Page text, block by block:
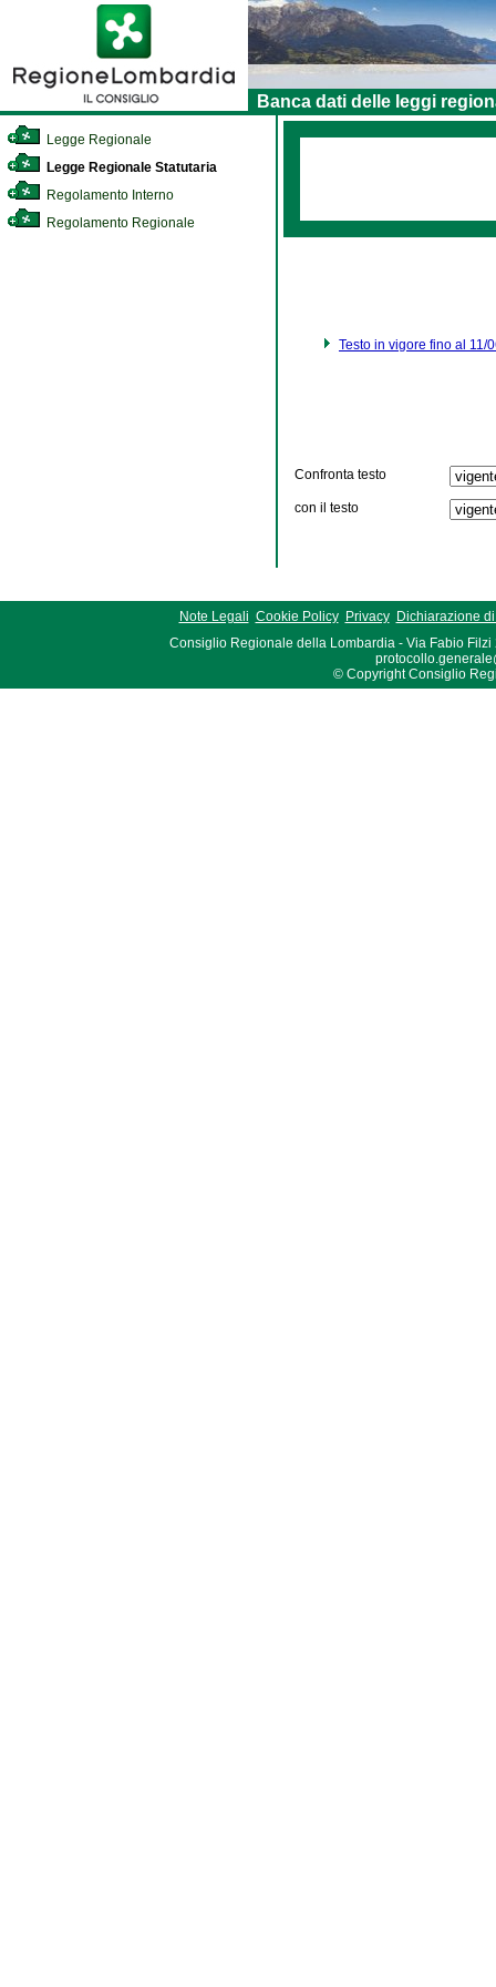
Banca dati delle leggi
Legge Regionale
Legge Regionale Statutaria
Regolamento Interno
Regolamento Regionale
Testo in vigore fino al 11/
Confronta testo
con il testo
Note Legali Cookie Policy Privacy
Dichiarazione
Consiglio Regionale della Lombardia - Via Fabio Filzi
© Copyright Consiglio